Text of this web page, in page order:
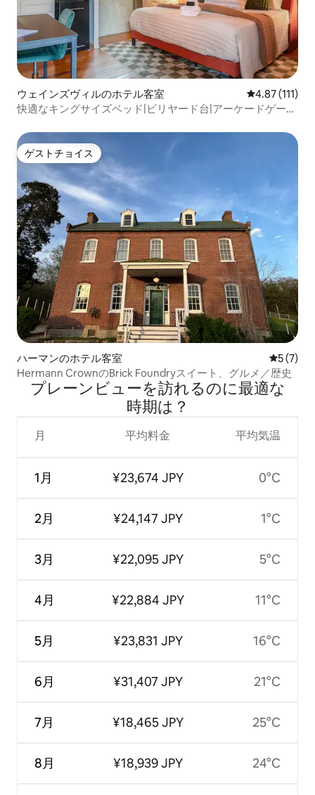
ウェインズヴィルのホテル客室 レビュー111
4.87 (111)
快適なキングサイズベッド|ビリヤード台|アーケードゲー
ゲストチョイス
ゲストチョイス
ハーマンのホテル客室 レビュー
5 (7)
Hermann CrownのBrick Foundryスイート、グルメ／歴史
プレーンビューを訪⁠れ⁠るの⁠に最⁠適⁠な
時⁠期⁠は⁠？
月
1月
2月
3月
4月
5月
6月
7月
8月
平均料金
¥23,674 JPY
¥24,147 JPY
¥22,095 JPY
¥22,884 JPY
¥23,831 JPY
¥31,407 JPY
¥18,465 JPY
¥18,939 JPY
平均気温
0°C
1°C
5°C
11°C
16°C
21°C
25°C
24°C